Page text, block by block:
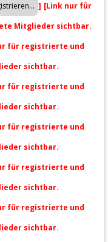
] [Link nur für
Mitglieder sichtbar.
für registrierte und
sichtbar.
für registrierte und
sichtbar.
für registrierte und
sichtbar.
für registrierte und
sichtbar.
für registrierte und
sichtbar.